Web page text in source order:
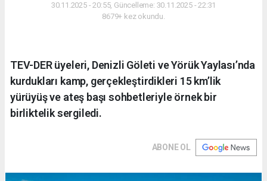
30.11.2025 - 20:55, Güncelleme: 30.11.2025 - 22:31
8679+ kez okundu.
TEV-DER üyeleri, Denizli Göleti ve Yörük Yaylası’nda
kurdukları kamp, gerçekleştirdikleri 15 km’lik
yürüyüş ve ateş başı sohbetleriyle örnek bir
birliktelik sergiledi.
ABONE OL